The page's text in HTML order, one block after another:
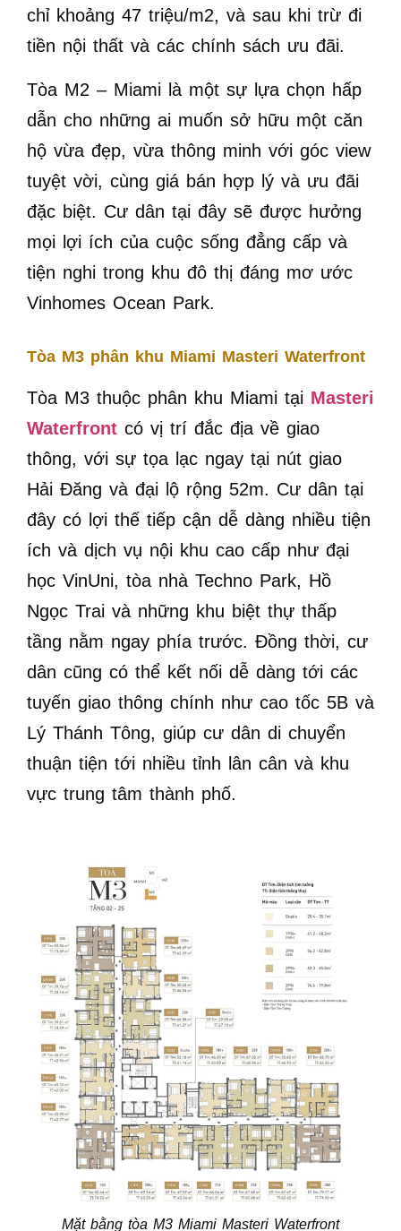
chỉ khoảng 47 triệu/m2, và sau khi trừ đi
tiền nội thất và các chính sách ưu đãi.
Tòa M2 – Miami là một sự lựa chọn hấp
dẫn cho những ai muốn sở hữu một căn
hộ vừa đẹp, vừa thông minh với góc view
tuyệt vời, cùng giá bán hợp lý và ưu đãi
đặc biệt. Cư dân tại đây sẽ được hưởng
mọi lợi ích của cuộc sống đẳng cấp và
tiện nghi trong khu đô thị đáng mơ ước
Vinhomes Ocean Park.
Tòa M3 phân khu Miami Masteri Waterfront
Tòa M3 thuộc phân khu Miami tại Masteri
Waterfront có vị trí đắc địa về giao
thông, với sự tọa lạc ngay tại nút giao
Hải Đăng và đại lộ rộng 52m. Cư dân tại
đây có lợi thế tiếp cận dễ dàng nhiều tiện
ích và dịch vụ nội khu cao cấp như đại
học VinUni, tòa nhà Techno Park, Hồ
Ngọc Trai và những khu biệt thự thấp
tầng nằm ngay phía trước. Đồng thời, cư
dân cũng có thể kết nối dễ dàng tới các
tuyến giao thông chính như cao tốc 5B và
Lý Thánh Tông, giúp cư dân di chuyển
thuận tiện tới nhiều tỉnh lân cân và khu
vực trung tâm thành phố.
Mặt bằng tòa M3 Miami Masteri Waterfront